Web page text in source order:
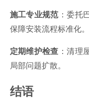
施工专业规范 ：委托
保障安装流程标准化。
定期维护检查 ：清理
局部问题扩散。
结语